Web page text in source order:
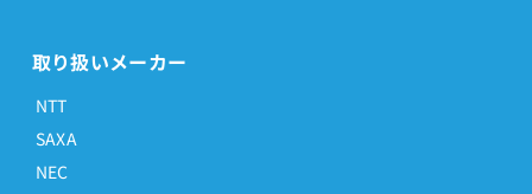
取り扱いメーカー
NTT
SAXA
NEC